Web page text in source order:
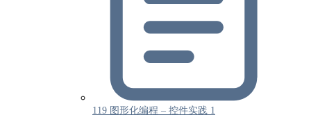
119 图形化编程 – 控件实践 1